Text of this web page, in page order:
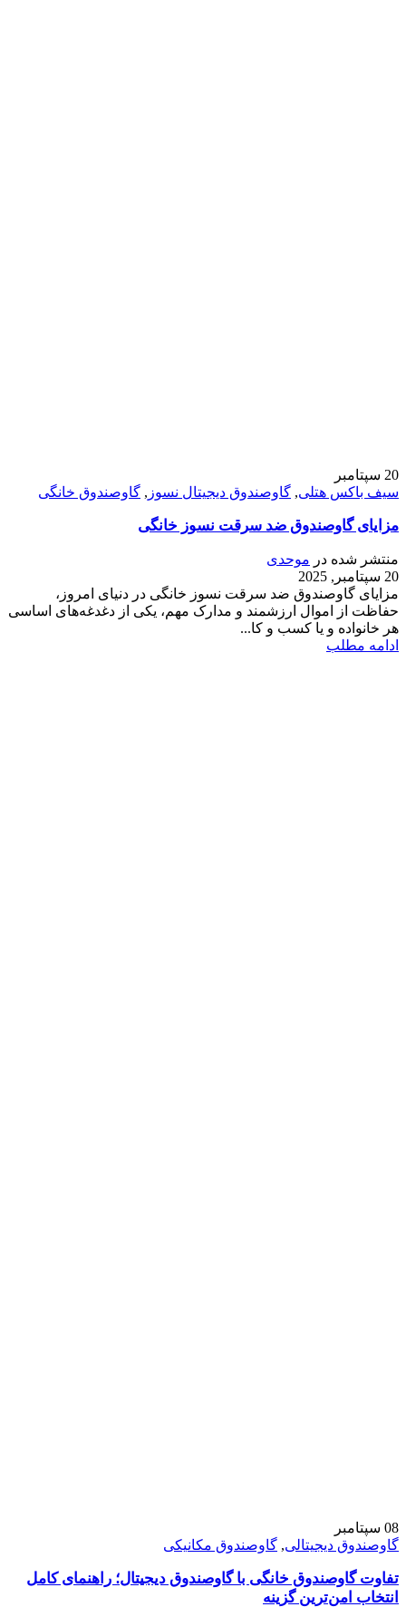
20 سپتامبر
سیف باکس هتلی, گاوصندوق دیجیتال نسوز , گاوصندوق خانگی
مزایای گاوصندوق ضد سرقت نسوز خانگی
منتشر شده در موحدی
20 سپتامبر, 2025
مزایای گاوصندوق ضد سرقت نسوز خانگی در دنیای امروز،
حفاظت از اموال ارزشمند و مدارک مهم، یکی از دغدغه‌های اساسی
هر خانواده و یا کسب و کا...
ادامه مطلب
08 سپتامبر
گاوصندوق دیجیتالی, گاوصندوق مکانیکی
تفاوت گاوصندوق خانگی با گاوصندوق دیجیتال؛ راهنمای کامل
انتخاب امن‌ترین گزینه